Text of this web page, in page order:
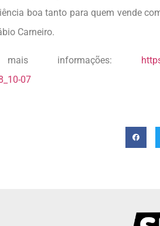
boa tanto para quem vende
Carneiro.
informações:
07